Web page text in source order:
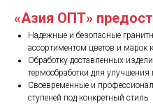
«Азия ОПТ»
Надежные и безопасные
ассортиментом цветов и
Обработку доставленных
термообработки для улучшения
Своевременные и
ступеней под конкретный стиль